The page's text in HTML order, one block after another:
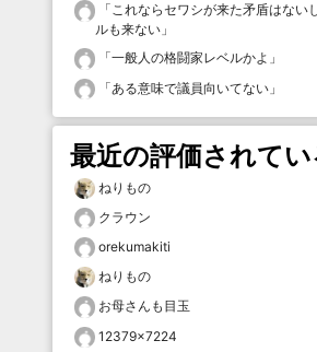
「これならセワシが来た矛盾はない
ルも来ない 」
「一般人の格闘家レベルかよ 」
「ある意味で議員向いてない 」
最近の評価されてい
ねりもの
クラウン
orekumakiti
ねりもの
お母さんも目玉
12379×7224